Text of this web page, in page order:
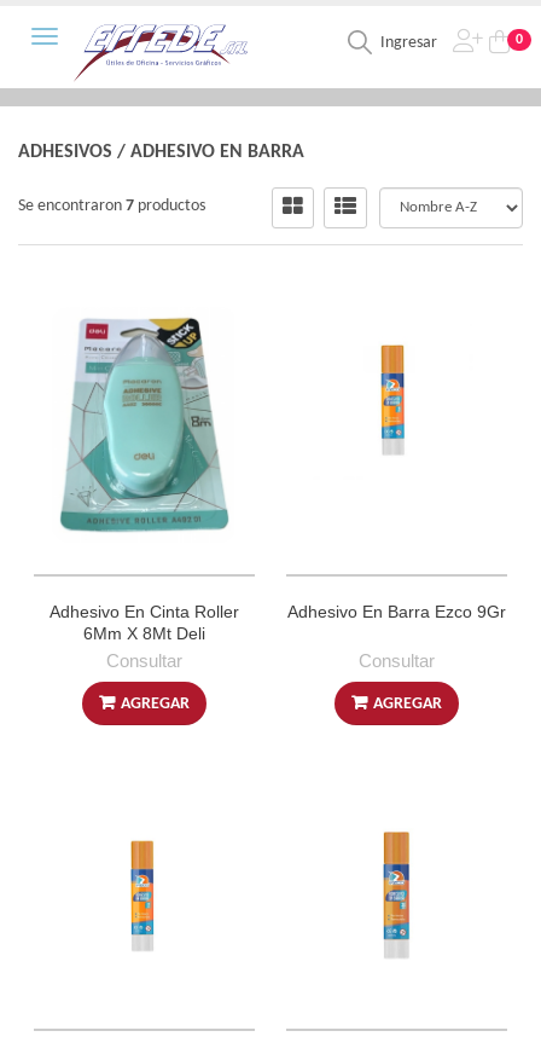
Ingresar 0
Toggle navigation
ADHESIVOS / ADHESIVO EN BARRA
Se encontraron 7 productos
Adhesivo En Cinta Roller
6Mm X 8Mt Deli
Consultar
AGREGAR
Adhesivo En Barra Ezco 9Gr
Consultar
AGREGAR